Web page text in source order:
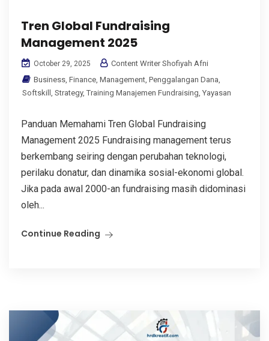
Tren Global Fundraising
Management 2025
October 29, 2025
Content Writer Shofiyah Afni
Business, Finance, Management, Penggalangan Dana,
Softskill , Strategy, Training Manajemen Fundraising, Yayasan
Panduan Memahami Tren Global Fundraising
Management 2025 Fundraising management terus
berkembang seiring dengan perubahan teknologi,
perilaku donatur, dan dinamika sosial-ekonomi global.
Jika pada awal 2000-an fundraising masih didominasi
oleh...
Continue Reading